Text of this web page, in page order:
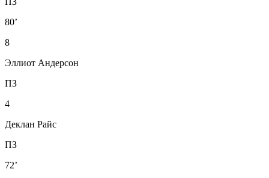
80’
8
Эллиот Андерсон
ПЗ
4
Деклан Райс
ПЗ
72’